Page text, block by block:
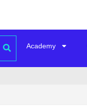
Academy